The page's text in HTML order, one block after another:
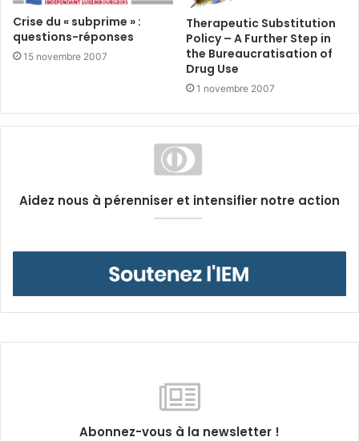
Crise du « subprime » :
questions-réponses
15 novembre 2007
Therapeutic Substitution
Policy – A Further Step in
the Bureaucratisation of
Drug Use
1 novembre 2007
Aidez nous à pérenniser et intensifier notre action
Abonnez-vous à la newsletter !